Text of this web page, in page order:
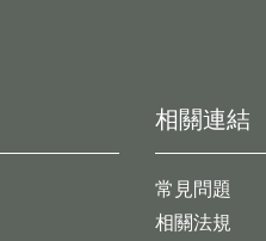
相關連結
常見問題
相關法規